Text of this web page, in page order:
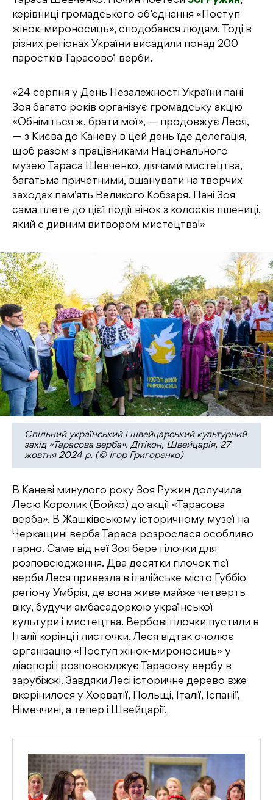
керівниці громадського об’єднання «Поступ
жінок-мироносиць», сподобався людям. Тоді в
різних регіонах України висадили понад 200
паростків Тарасової верби.
«24 серпня у День Незалежності України пані
Зоя багато років організує громадську акцію
«Обніміться ж, брати мої», — продовжує Леся,
— з Києва до Каневу в цей день їде делегація,
щоб разом з працівниками Національного
музею Тараса Шевченко, діячами мистецтва,
багатьма причетними, вшанувати на творчих
заходах пам’ять Великого Кобзаря. Пані Зоя
сама плете до цієї події вінок з колосків пшениці,
який є дивним витвором мистецтва!»
Спільний український і швейцарський культурний
захід «Тарасова верба». Дітікон, Швейцарія, 27
жовтня 2024 р. (© Ігор Григоренко)
В Каневі минулого року Зоя Ружин долучила
Лесю Королик (Бойко) до акції «Тарасова
верба». В Жашківському історичному музеї на
Черкащині верба Тараса розрослася особливо
гарно. Саме від неї Зоя бере гілочки для
розповсюдження. Два десятки гілочок тієї
верби Леся привезла в італійське місто Губбіо
регіону Умбрія, де вона живе майже четверть
віку, будучи амбасадоркою української
культури і мистецтва. Вербові гілочки пустили в
Італії корінці і листочки, Леся відтак очолює
організацію «Поступ жінок-мироносиць» у
діаспорі і розповсюджує Тарасову вербу в
зарубіжжі. Завдяки Лесі історичне дерево вже
вкорінилося у Хорватії, Польщі, Італії, Іспанії,
Німеччині, а тепер і Швейцарії.